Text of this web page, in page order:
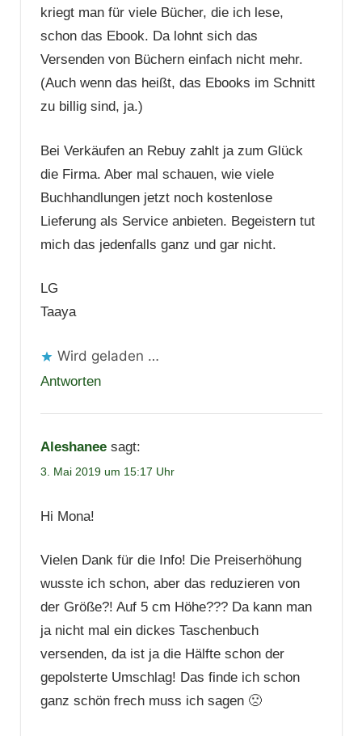
kriegt man für viele Bücher, die ich lese,
schon das Ebook. Da lohnt sich das
Versenden von Büchern einfach nicht mehr.
(Auch wenn das heißt, das Ebooks im Schnitt
zu billig sind, ja.)
Bei Verkäufen an Rebuy zahlt ja zum Glück
die Firma. Aber mal schauen, wie viele
Buchhandlungen jetzt noch kostenlose
Lieferung als Service anbieten. Begeistern tut
mich das jedenfalls ganz und gar nicht.
LG
Taaya
Wird geladen …
Antworten
Aleshanee sagt:
3. Mai 2019 um 15:17 Uhr
Hi Mona!
Vielen Dank für die Info! Die Preiserhöhung
wusste ich schon, aber das reduzieren von
der Größe?! Auf 5 cm Höhe??? Da kann man
ja nicht mal ein dickes Taschenbuch
versenden, da ist ja die Hälfte schon der
gepolsterte Umschlag! Das finde ich schon
ganz schön frech muss ich sagen 🙁